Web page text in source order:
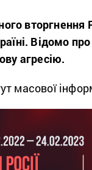
вторгнення
Відомо
агресію.
масової